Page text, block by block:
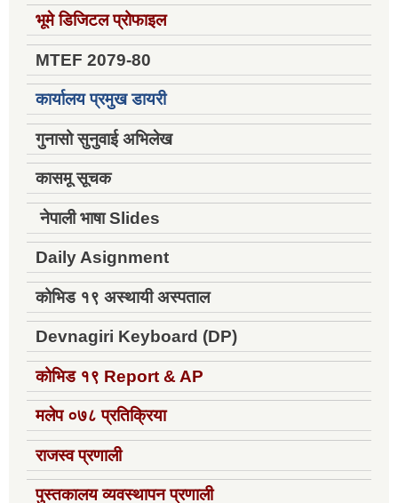
भूमे डिजिटल प्रोफाइल
MTEF 2079-80
कार्यालय प्रमुख डायरी
गुनासो सुनुवाई अभिलेख
कासमू सूचक
नेपाली भाषा Slides
Daily Asignment
कोभिड १९ अस्थायी अस्पताल
Devnagiri Keyboard (DP)
कोभिड १९ Report & AP
मलेप ०७८ प्रतिक्रिया
राजस्व प्रणाली
पुस्तकालय व्यवस्थापन प्रणाली